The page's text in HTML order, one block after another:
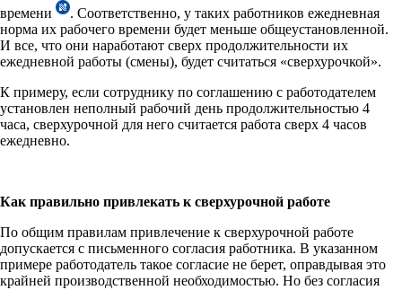
времени
. Соответственно, у таких работников ежедневная
норма их рабочего времени будет меньше общеустановленной.
И все, что они наработают сверх продолжительности их
ежедневной работы (смены), будет считаться «сверхурочкой».
К примеру, если сотруднику по соглашению с работодателем
установлен неполный рабочий день продолжительностью 4
часа, сверхурочной для него считается работа сверх 4 часов
ежедневно.
Как правильно привлекать к сверхурочной работе
По общим правилам привлечение к сверхурочной работе
допускается с письменного согласия работника. В указанном
примере работодатель такое согласие не берет, оправдывая это
крайней производственной необходимостью. Но без согласия